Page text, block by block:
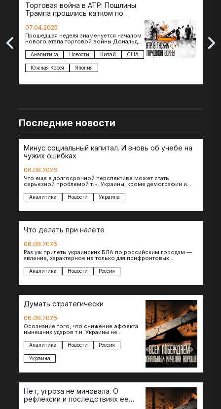
Торговая война в АТР: Пошлины
Трампа прошлись катком по
07.04.2025
Прошедшая неделя знаменуется началом
нового этапа торговой войны Дональда
импорта из более 100 стран…
Аналитика Новости Китай США
Южная Корея Япония
The
Последние новости
Минус социальный капитал. И вновь об учебе на
чужих ошибках
06.08.2026
Что еще в долгосрочной перспективе может стать
серьезной проблемой т.н. Украины, кроме демографии и
которых будет…
Аналитика Новости Украина
Что делать при налете
06.08.2026
Раз уж прилеты украинских БЛА по российским городам —
явление, характерное не только для прифронтовых
Аналитика Новости Россия
Думать стратегически
06.08.2026
Осознание того, что снижение эффекта
нынешних ударов т.н. Украины не
возможностей — повод задаться
вопросом: что делать…
Аналитика Новости Россия
Украина
Нет, угроза не миновала. О
рефлексии и последствиях ее